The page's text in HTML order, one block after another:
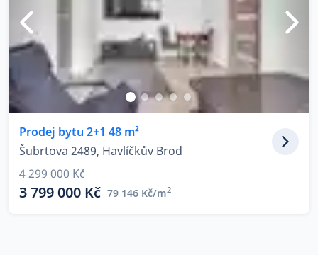
Prodej bytu 2+1 48 m²
Šubrtova 2489, Havlíčkův Brod
4 299 000 Kč
3 799 000 Kč 79 146 Kč/m2